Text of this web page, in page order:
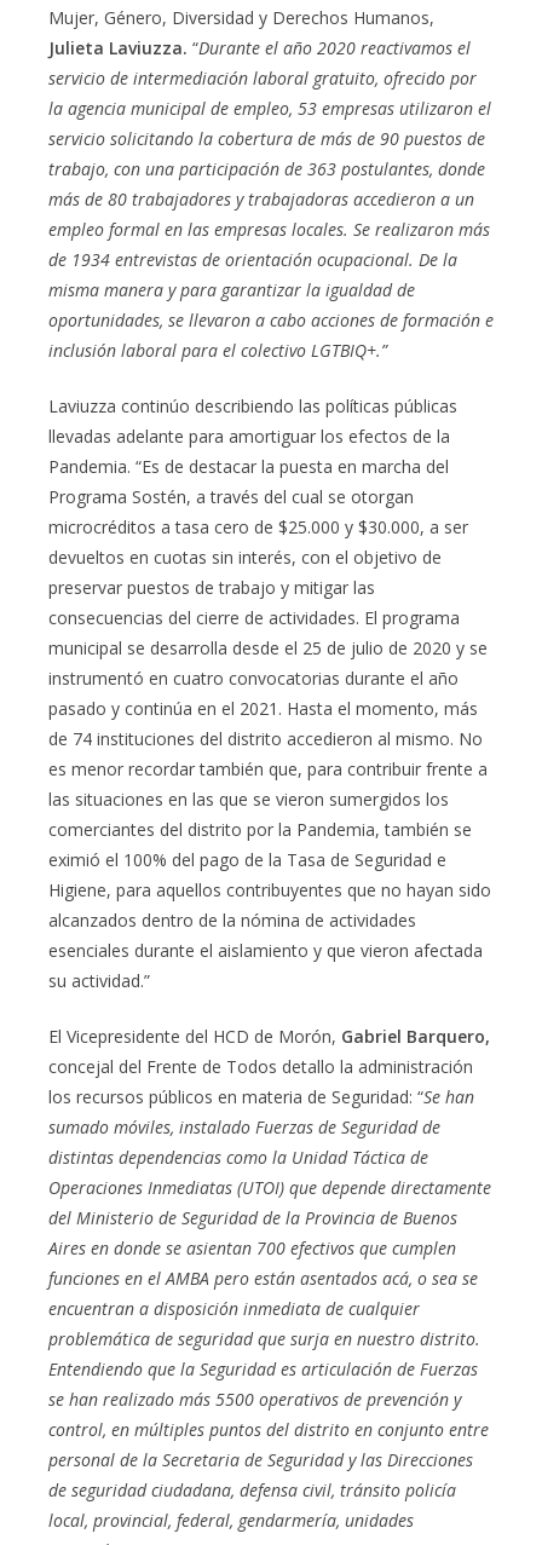
Mujer, Género, Diversidad y Derechos Humanos,
Julieta Laviuzza. “Durante el año 2020 reactivamos el
servicio de intermediación laboral gratuito, ofrecido por
la agencia municipal de empleo, 53 empresas utilizaron el
servicio solicitando la cobertura de más de 90 puestos de
trabajo, con una participación de 363 postulantes, donde
más de 80 trabajadores y trabajadoras accedieron a un
empleo formal en las empresas locales. Se realizaron más
de 1934 entrevistas de orientación ocupacional. De la
misma manera y para garantizar la igualdad de
oportunidades, se llevaron a cabo acciones de formación e
inclusión laboral para el colectivo LGTBIQ+.”
Laviuzza continúo describiendo las políticas públicas
llevadas adelante para amortiguar los efectos de la
Pandemia. “Es de destacar la puesta en marcha del
Programa Sostén, a través del cual se otorgan
microcréditos a tasa cero de $25.000 y $30.000, a ser
devueltos en cuotas sin interés, con el objetivo de
preservar puestos de trabajo y mitigar las
consecuencias del cierre de actividades. El programa
municipal se desarrolla desde el 25 de julio de 2020 y se
instrumentó en cuatro convocatorias durante el año
pasado y continúa en el 2021. Hasta el momento, más
de 74 instituciones del distrito accedieron al mismo. No
es menor recordar también que, para contribuir frente a
las situaciones en las que se vieron sumergidos los
comerciantes del distrito por la Pandemia, también se
eximió el 100% del pago de la Tasa de Seguridad e
Higiene, para aquellos contribuyentes que no hayan sido
alcanzados dentro de la nómina de actividades
esenciales durante el aislamiento y que vieron afectada
su actividad.”
El Vicepresidente del HCD de Morón, Gabriel Barquero,
concejal del Frente de Todos detallo la administración
los recursos públicos en materia de Seguridad: “Se han
sumado móviles, instalado Fuerzas de Seguridad de
distintas dependencias como la Unidad Táctica de
Operaciones Inmediatas (UTOI) que depende directamente
del Ministerio de Seguridad de la Provincia de Buenos
Aires en donde se asientan 700 efectivos que cumplen
funciones en el AMBA pero están asentados acá, o sea se
encuentran a disposición inmediata de cualquier
problemática de seguridad que surja en nuestro distrito.
Entendiendo que la Seguridad es articulación de Fuerzas
se han realizado más 5500 operativos de prevención y
control, en múltiples puntos del distrito en conjunto entre
personal de la Secretaria de Seguridad y las Direcciones
de seguridad ciudadana, defensa civil, tránsito policía
local, provincial, federal, gendarmería, unidades